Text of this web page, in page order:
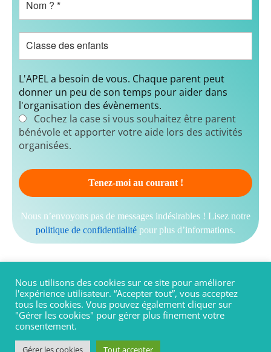
L'APEL a besoin de vous. Chaque parent peut
donner un peu de son temps pour aider dans
l'organisation des évènements.
Cochez la case si vous souhaitez être parent
bénévole et apporter votre aide lors des activités
organisées.
Nous n’envoyons pas de messages indésirables ! Lisez notre
politique de confidentialité pour plus d’informations.
Nous utilisons des cookies sur ce site pour améliorer
l'expérience utilisateur. “Accepter tout”, vous acceptez
tous les cookies. Vous pouvez également cliquer sur
"Gérer les cookies" pour gérer plus finement votre
consentement.
Gérer les cookies Tout accepter